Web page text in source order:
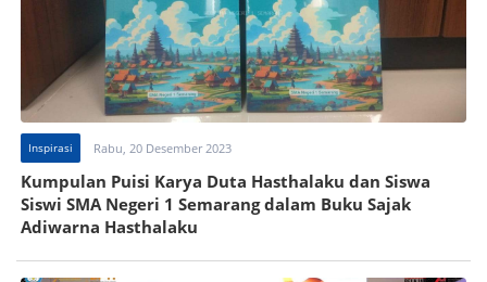
Inspirasi Rabu, 20 Desember 2023
Kumpulan Puisi Karya Duta Hasthalaku dan Siswa
Siswi SMA Negeri 1 Semarang dalam Buku Sajak
Adiwarna Hasthalaku